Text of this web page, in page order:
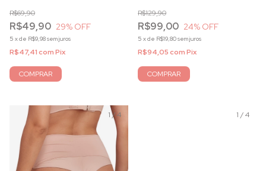
R$49,90
R$69,90
29% OFF
5 xde R$9,98sem juros
R$47,41comPix
COMPRAR
R$99,00
R$129,90
24% OFF
5 xde R$19,80sem juros
R$94,05comPix
COMPRAR
1/4 1 /4